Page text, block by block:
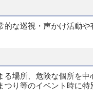
な巡視・声かけ活動
場所、危険な個所を
り等のイベント時に特